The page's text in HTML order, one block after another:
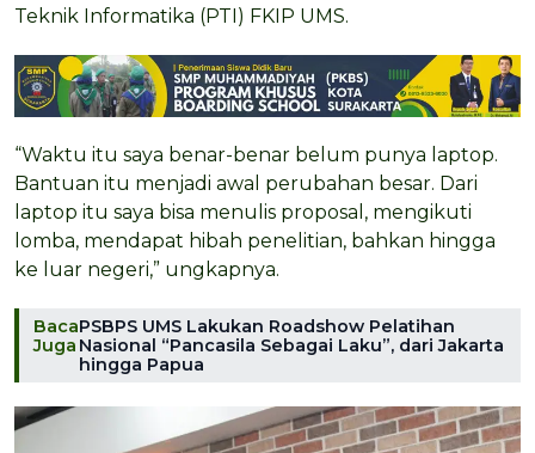
Teknik Informatika (PTI) FKIP UMS.
“Waktu itu saya benar-benar belum punya laptop.
Bantuan itu menjadi awal perubahan besar. Dari
laptop itu saya bisa menulis proposal, mengikuti
lomba, mendapat hibah penelitian, bahkan hingga
ke luar negeri,” ungkapnya.
Baca
Juga
PSBPS UMS Lakukan Roadshow Pelatihan
Nasional “Pancasila Sebagai Laku”, dari Jakarta
hingga Papua